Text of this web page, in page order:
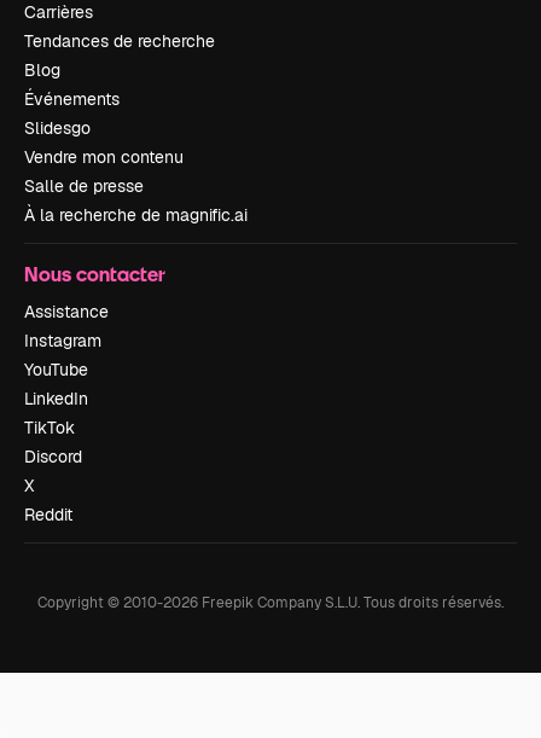
Carrières
Tendances de recherche
Blog
Événements
Slidesgo
Vendre mon contenu
Salle de presse
À la recherche de magnific.ai
Nous contacter
Assistance
Instagram
YouTube
LinkedIn
TikTok
Discord
X
Reddit
Copyright © 2010-2026 Freepik Company S.L.U.Tous droits réservés.